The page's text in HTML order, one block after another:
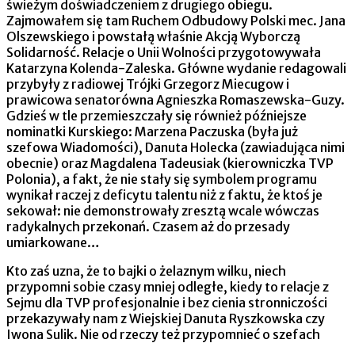
świeżym doświadczeniem z drugiego obiegu.
Zajmowałem się tam Ruchem Odbudowy Polski mec. Jana
Olszewskiego i powstałą właśnie Akcją Wyborczą
Solidarność. Relacje o Unii Wolności przygotowywała
Katarzyna Kolenda-Zaleska. Główne wydanie redagowali
przybyły z radiowej Trójki Grzegorz Miecugow i
prawicowa senatorówna Agnieszka Romaszewska-Guzy.
Gdzieś w tle przemieszczały się również późniejsze
nominatki Kurskiego: Marzena Paczuska (była już
szefowa Wiadomości), Danuta Holecka (zawiadująca nimi
obecnie) oraz Magdalena Tadeusiak (kierowniczka TVP
Polonia), a fakt, że nie stały się symbolem programu
wynikał raczej z deficytu talentu niż z faktu, że ktoś je
sekował: nie demonstrowały zresztą wcale wówczas
radykalnych przekonań. Czasem aż do przesady
umiarkowane…
Kto zaś uzna, że to bajki o żelaznym wilku, niech
przypomni sobie czasy mniej odległe, kiedy to relacje z
Sejmu dla TVP profesjonalnie i bez cienia stronniczości
przekazywały nam z Wiejskiej Danuta Ryszkowska czy
Iwona Sulik. Nie od rzeczy też przypomnieć o szefach